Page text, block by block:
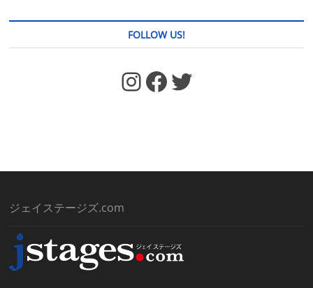
FOLLOW US!
https://www.facebook.com/jstages/ Facebook Twitter
ジェイステージズ.com